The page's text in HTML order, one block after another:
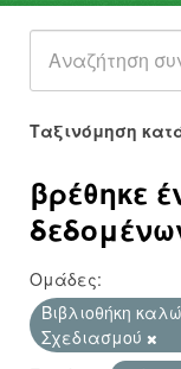
Φορείς
Ομάδες
Σχετικά
Ταξινόμηση
βρέθηκε
Ομάδες:
Βιβλιοθήκη
Σχεδιασμού